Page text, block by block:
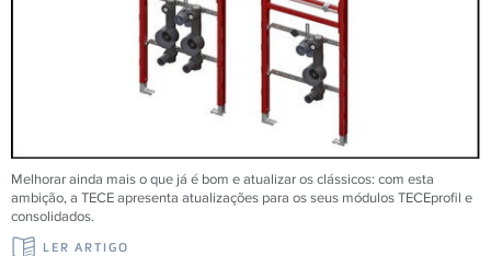
Melhorar ainda mais o que já é bom e atualizar os clássicos: com esta
ambição, a TECE apresenta atualizações para os seus módulos TECEprofil e
consolidados.
LER ARTIGO